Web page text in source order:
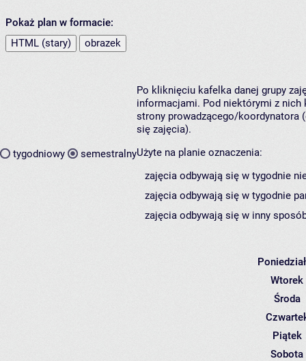
Pokaż plan w formacie:
HTML (stary)
obrazek
tygodniowy semestralny
Po kliknięciu kafelka danej grupy
informacjami. Pod niektórymi z nich
strony prowadzącego/koordynatora
się zajęcia).
Użyte na planie oznaczenia:
zajęcia odbywają się w tygodnie
zajęcia odbywają się w tygodnie
zajęcia odbywają się w inny
Wtorek
Środa
Piątek
Sobota